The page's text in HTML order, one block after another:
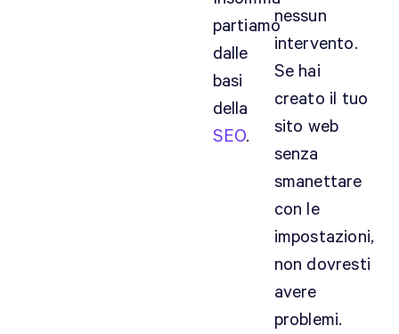
partiamo
dalle
basi
della
SEO.
nessun
intervento.
Se hai
creato il tuo
sito web
senza
smanettare
con le
impostazioni,
non dovresti
avere
problemi.